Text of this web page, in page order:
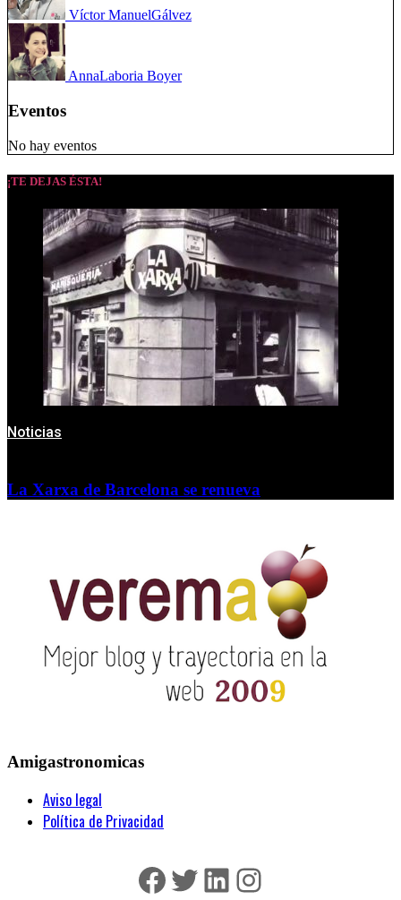
Víctor ManuelGálvez
AnnaLaboria Boyer
Eventos
No hay eventos
¡TE DEJAS ÉSTA!
Noticias
La Xarxa de Barcelona se renueva
Amigastronomicas
Aviso legal
Política de Privacidad
Facebook
Twitter
LinkedIn
Instagram